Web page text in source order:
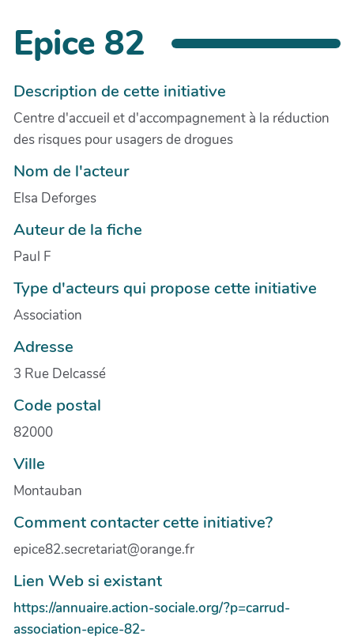
Epice 82
Description de cette initiative
Centre d'accueil et d'accompagnement à la réduction
des risques pour usagers de drogues
Nom de l'acteur
Elsa Deforges
Auteur de la fiche
Paul F
Type d'acteurs qui propose cette initiative
Association
Adresse
3 Rue Delcassé
Code postal
82000
Ville
Montauban
Comment contacter cette initiative?
epice82.secretariat@orange.fr
Lien Web si existant
https://annuaire.action-sociale.org/?p=carrud-
association-epice-82-